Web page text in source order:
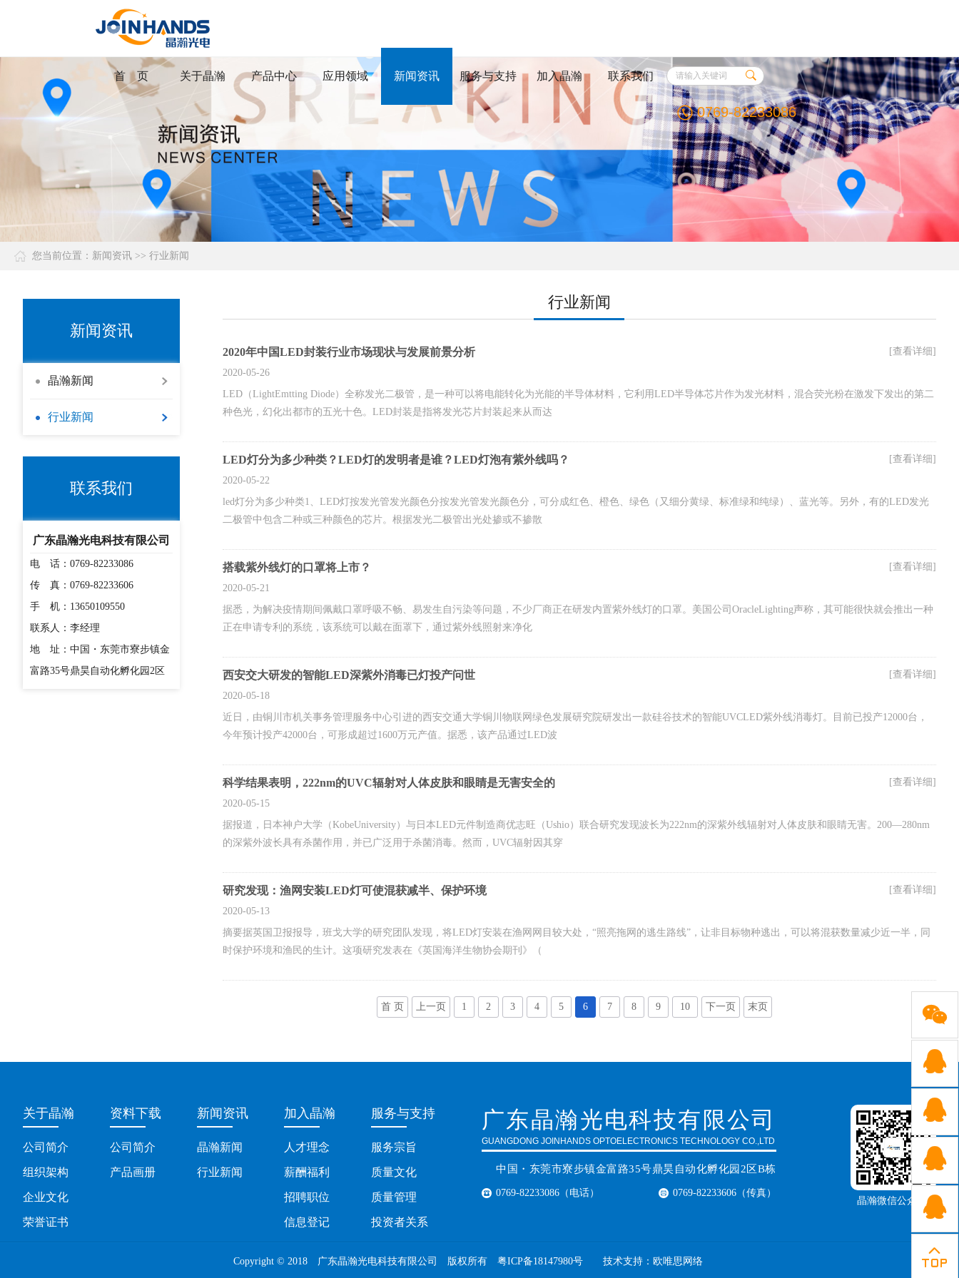
首 页 关于晶瀚 产品中心 应用领域 新闻资讯 服务与支持 加入晶瀚 联系我们
0769-82233086
您当前位置： 新闻资讯>> 行业新闻
新闻资讯
晶瀚新闻
行业新闻
联系我们
广东晶瀚光电科技有限公司
电 话：0769-82233086
传 真：0769-82233606
手 机：13650109550
联系人：李经理
地 址：中国・东莞市寮步镇金
富路35号鼎昊自动化孵化园2区
行业新闻
[查看详细]
2020年中国LED封装行业市场现状与发展前景分析
2020-05-26
LED（LightEmtting Diode）全称发光二极管，是一种可以将电能转化为光能的半导体材料，它利用LED半导体芯片作为发光材料，混合荧光粉在激发下发出的第二
种色光，幻化出都市的五光十色。LED封装是指将发光芯片封装起来从而达
[查看详细]
LED灯分为多少种类？LED灯的发明者是谁？LED灯泡有紫外线吗？
2020-05-22
led灯分为多少种类1、LED灯按发光管发光颜色分按发光管发光颜色分，可分成红色、橙色、绿色（又细分黄绿、标准绿和纯绿）、蓝光等。另外，有的LED发光
二极管中包含二种或三种颜色的芯片。根据发光二极管出光处掺或不掺散
[查看详细]
搭载紫外线灯的口罩将上市？
2020-05-21
据悉，为解决疫情期间佩戴口罩呼吸不畅、易发生自污染等问题，不少厂商正在研发内置紫外线灯的口罩。美国公司OracleLighting声称，其可能很快就会推出一种
正在申请专利的系统，该系统可以戴在面罩下，通过紫外线照射来净化
[查看详细]
西安交大研发的智能LED深紫外消毒已灯投产问世
2020-05-18
近日，由铜川市机关事务管理服务中心引进的西安交通大学铜川物联网绿色发展研究院研发出一款硅谷技术的智能UVCLED紫外线消毒灯。目前已投产12000台，
今年预计投产42000台，可形成超过1600万元产值。据悉，该产品通过LED波
[查看详细]
科学结果表明，222nm的UVC辐射对人体皮肤和眼睛是无害安全的
2020-05-15
据报道，日本神户大学（KobeUniversity）与日本LED元件制造商优志旺（Ushio）联合研究发现波长为222nm的深紫外线辐射对人体皮肤和眼睛无害。200—280nm
的深紫外波长具有杀菌作用，并已广泛用于杀菌消毒。然而，UVC辐射因其穿
[查看详细]
研究发现：渔网安装LED灯可使混获减半、保护环境
2020-05-13
摘要据英国卫报报导，班戈大学的研究团队发现，将LED灯安装在渔网网目较大处，“照亮拖网的逃生路线”，让非目标物种逃出，可以将混获数量减少近一半，同
时保护环境和渔民的生计。这项研究发表在《英国海洋生物协会期刊》（
首 页 上一页 1 2 3 4 5 6 7 8 9 10 下一页 末页
关于晶瀚
公司简介
组织架构
企业文化
荣誉证书
资料下载
公司简介
产品画册
新闻资讯
晶瀚新闻
行业新闻
加入晶瀚
人才理念
薪酬福利
招聘职位
信息登记
服务与支持
服务宗旨
质量文化
质量管理
投资者关系
广东晶瀚光电科技有限公司
GUANGDONG JOINHANDS OPTOELECTRONICS TECHNOLOGY CO.,LTD
中国・东莞市寮步镇金富路35号鼎昊自动化孵化园2区B栋
0769-82233086（电话） 0769-82233606（传真）
晶瀚微信公众号
Copyright © 2018 广东晶瀚光电科技有限公司 版权所有 粤ICP备18147980号 技术支持： 欧唯思网络





